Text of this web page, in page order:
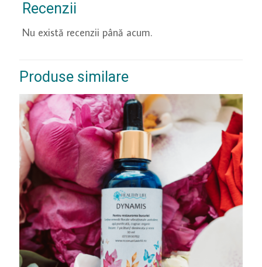
Recenzii
Nu există recenzii până acum.
Produse similare